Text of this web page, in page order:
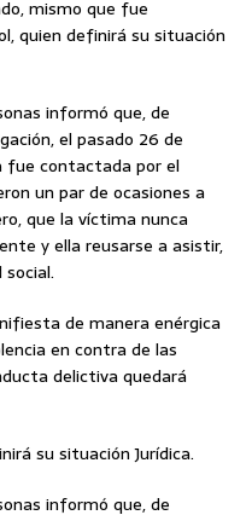
mismo que fue
quien definirá su situación
informó que, de
el pasado 26 de
fue contactada por el
un par de ocasiones a
que la víctima nunca
y ella reusarse a asistir,
de manera enérgica
en contra de las
delictiva quedará
su situación Jurídica.
informó que, de